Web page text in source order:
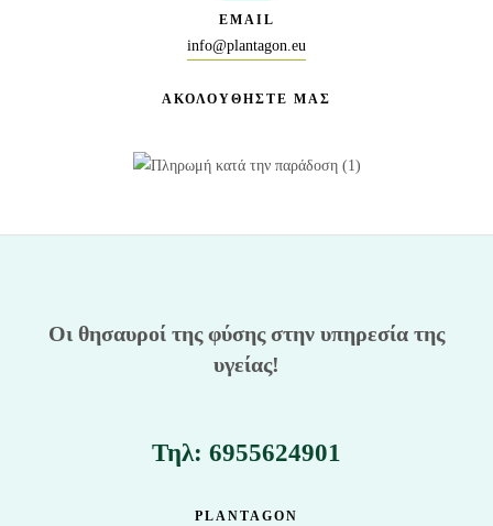
EMAIL
info@plantagon.eu
ΑΚΟΛΟΥΘΗΣΤΕ ΜΑΣ
Οι θησαυροί της φύσης στην υπηρεσία της
υγείας!
Τηλ: 6955624901
PLANTAGON